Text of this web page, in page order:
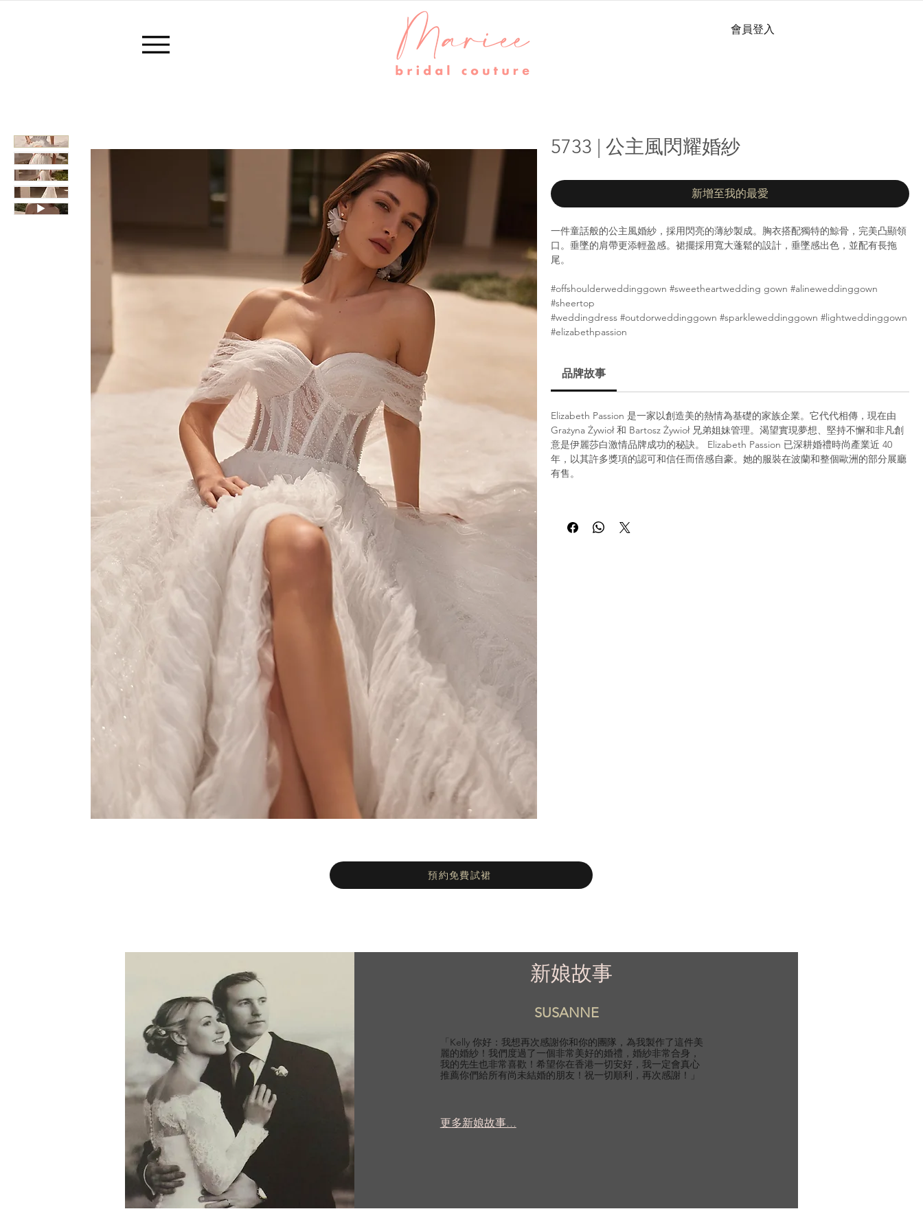
會員登入
5733 | 公主風閃耀婚紗
新增至我的最愛
一件童話般的公主風婚紗，採用閃亮的薄紗製成。胸衣搭配獨特的鯨骨，完美凸顯領
口。垂墜的肩帶更添輕盈感。裙擺採用寬大蓬鬆的設計，垂墜感出色，並配有長拖
尾。
#offshoulderweddinggown #sweetheartwedding gown #alineweddinggown
#sheertop
#weddingdress #outdorweddinggown #sparkleweddinggown #lightweddinggown
#elizabethpassion
品牌故事
Elizabeth Passion 是一家以創造美的熱情為基礎的家族企業。它代代相傳，現在由
Grażyna Żywioł 和 Bartosz Żywioł 兄弟姐妹管理。渴望實現夢想、堅持不懈和非凡創
意是伊麗莎白激情品牌成功的秘訣。 Elizabeth Passion 已深耕婚禮時尚產業近 40
年，以其許多獎項的認可和信任而倍感自豪。她的服裝在波蘭和整個歐洲的部分展廳
有售。
預約免費試裙
新娘故事
SUSANNE
「Kelly 你好：我想再次感謝你和你的團隊，為我製作了這件美
麗的婚紗！我們度過了一個非常美好的婚禮，婚紗非常合身，
我的先生也非常喜歡！希望你在香港一切安好，我一定會真心
推薦你們給所有尚未結婚的朋友！祝一切順利，再次感謝！」
更多新娘故事...